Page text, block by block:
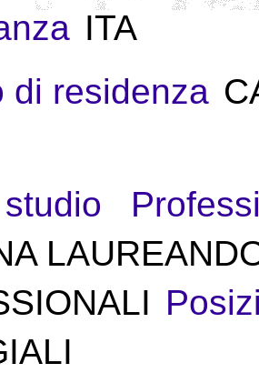
ITA
di residenza